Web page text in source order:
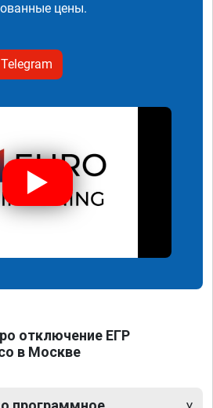
цены.
Telegram
отключение ЕГР
в Москве